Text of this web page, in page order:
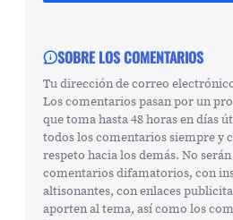
SOBRE LOS COMENTARIOS
Tu dirección de correo
Los comentarios pasan por un
que toma hasta 48 horas en días
todos los comentarios siempre y
respeto hacia los demás. No
comentarios difamatorios, con
altisonantes, con enlaces
aporten al tema, así como los